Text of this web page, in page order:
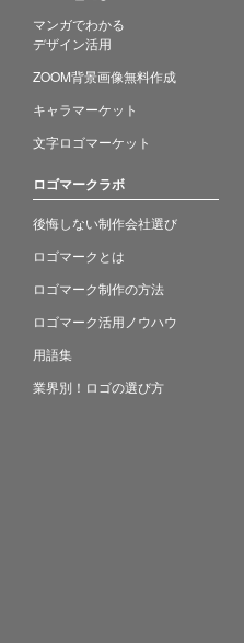
マンガでわかる
デザイン活用
ZOOM背景画像無料作成
キャラマーケット
文字ロゴマーケット
ロゴマークラボ
後悔しない制作会社選び
ロゴマークとは
ロゴマーク制作の方法
ロゴマーク活用ノウハウ
用語集
業界別！ロゴの選び方